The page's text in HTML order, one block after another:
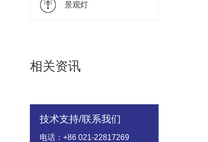
景观灯
相关资讯
技术支持/联系我们
电话：+86 021-22817269